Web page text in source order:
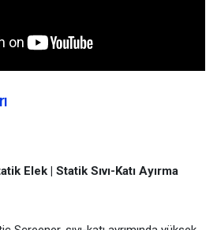
Elek | Statik Sıvı-Katı Ayırma